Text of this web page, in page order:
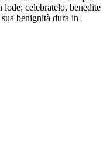
celebratelo, benedite
benignità dura in